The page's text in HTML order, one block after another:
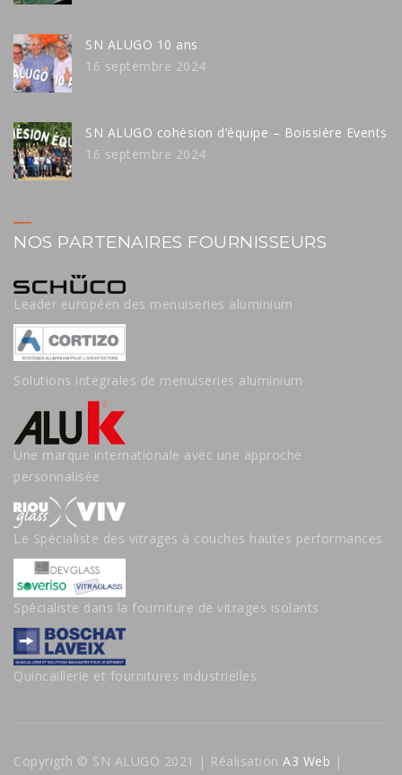
SN ALUGO 10 ans
16 septembre 2024
SN ALUGO cohésion d’équipe – Boissière Events
16 septembre 2024
NOS PARTENAIRES FOURNISSEURS
Leader européen des menuiseries aluminium
Solutions intégrales de menuiseries aluminium
Une marque internationale avec une approche
personnalisée
Le Spécialiste des vitrages à couches hautes performances
Spécialiste dans la fourniture de vitrages isolants
Quincaillerie et fournitures industrielles
Copyrigth © SN ALUGO 2021 | Réalisation A3 Web |